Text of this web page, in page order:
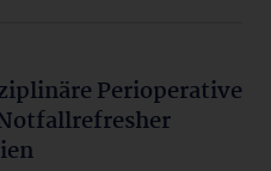
Perioperative